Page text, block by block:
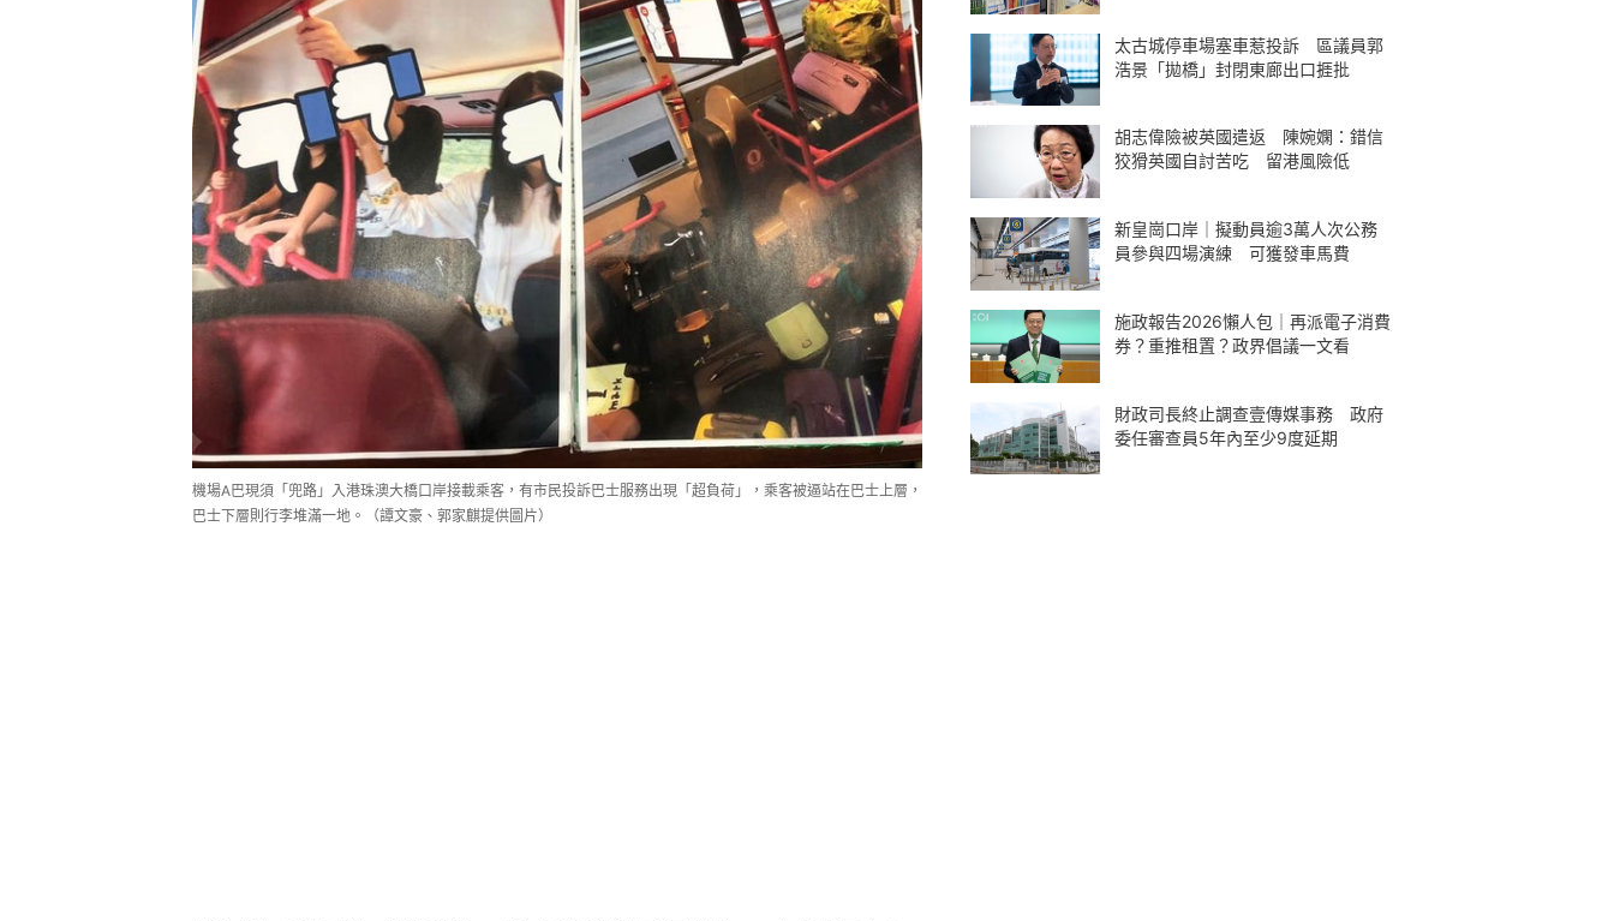
機場A巴現須「兜路」入港珠澳大橋口岸接載乘客，有市民投訴巴士服務出現「超負荷」，乘客被逼站在巴士上層，
巴士下層則行李堆滿一地。（譚文豪、郭家麒提供圖片）
太古城停車場塞車惹投訴 區議員郭
浩景「拋橋」封閉東廊出口捱批
胡志偉險被英國遣返 陳婉嫻：錯信
狡猾英國自討苦吃 留港風險低
新皇崗口岸｜擬動員逾3萬人次公務
員參與四場演練 可獲發車馬費
施政報告2026懶人包｜再派電子消費
券？重推租置？政界倡議一文看
財政司長終止調查壹傳媒事務 政府
委任審查員5年內至少9度延期